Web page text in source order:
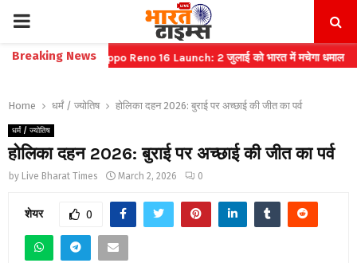
PRIMARY
MENU
Breaking News
⇝ Oppo Reno 16 Launch: 2 जुलाई को भारत में मचेगा धमाल ⇝
Home धर्मं / ज्योतिष होलिका दहन 2026: बुराई पर अच्छाई की जीत का पर्व
धर्मं / ज्योतिष
होलिका दहन 2026: बुराई पर अच्छाई की जीत का पर्व
by Live Bharat Times March 2, 2026 0
शेयर 0